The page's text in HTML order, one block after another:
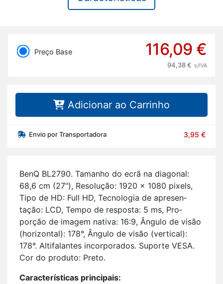
Preço Base 116,09 €
94,38 € s/IVA
Adicionar ao Carrinho
Envio por Transportadora 3,95 €
BenQ BL2790. Ta­manho do ecrã na di­a­gonal:
68,6 cm (27"), Re­so­lução: 1920 x 1080 pi­xels,
Tipo de HD: Full HD, Tec­no­logia de apre­sen­
tação: LCD, Tempo de res­posta: 5 ms, Pro­
porção de imagem na­tiva: 16:9, Ân­gulo de visão
(ho­ri­zontal): 178°, Ân­gulo de visão (ver­tical):
178°. Al­ti­fa­lantes in­cor­po­rados. Su­porte VESA.
Cor do pro­duto: Preto.
Ca­rac­te­rís­ticas prin­ci­pais: